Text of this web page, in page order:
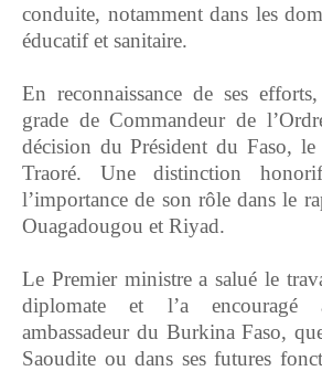
conduite, notamment dans les
éducatif et sanitaire.
‎En reconnaissance de ses
grade de Commandeur de
décision du Président du Faso,
Traoré. Une distinction
l’importance de son rôle dans le
Ouagadougou et Riyad.
‎Le Premier ministre a salué le
diplomate et l’a encouragé
ambassadeur du Burkina Faso,
Saoudite ou dans ses futures